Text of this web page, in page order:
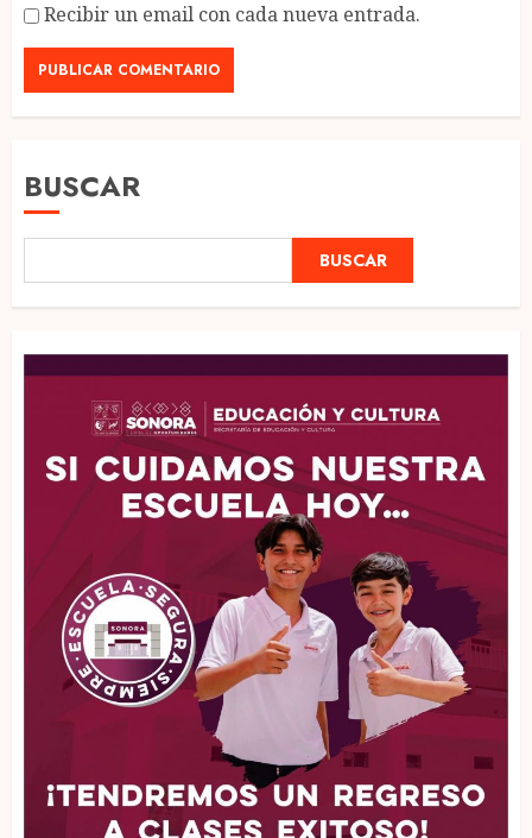
Recibir un email con cada nueva entrada.
BUSCAR
BUSCAR